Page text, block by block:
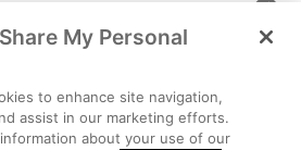
ルート
を見る
My Personal
to enhance site navigation,
assist in our marketing efforts.
about your use of our